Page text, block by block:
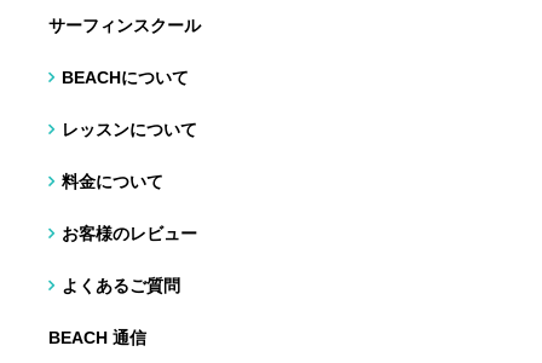
サーフィンスクール
BEACHについて
レッスンについて
料金について
お客様のレビュー
よくあるご質問
BEACH 通信